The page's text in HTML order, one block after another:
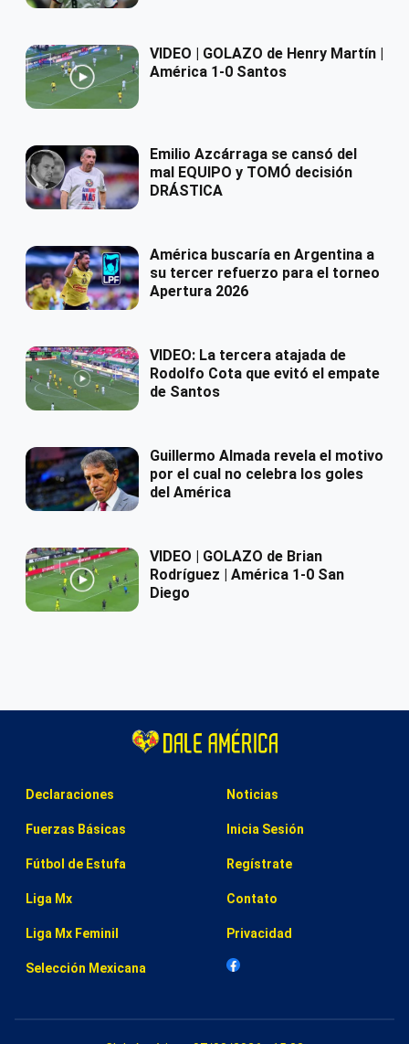
VIDEO | GOLAZO de Henry Martín |
América 1-0 Santos
Emilio Azcárraga se cansó del
mal EQUIPO y TOMÓ decisión
DRÁSTICA
América buscaría en Argentina a
su tercer refuerzo para el torneo
Apertura 2026
VIDEO: La tercera atajada de
Rodolfo Cota que evitó el empate
de Santos
Guillermo Almada revela el motivo
por el cual no celebra los goles
del América
VIDEO | GOLAZO de Brian
Rodríguez | América 1-0 San
Diego
Declaraciones
Fuerzas Básicas
Fútbol de Estufa
Liga Mx
Liga Mx Feminil
Selección Mexicana
Noticias
Inicia Sesión
Regístrate
Contato
Privacidad